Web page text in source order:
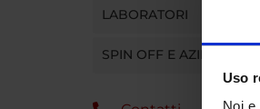
Uso
LABORATORI
SPIN OFF E AZIENDE